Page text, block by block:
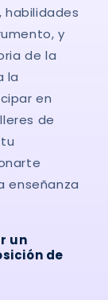
y
de la
la
en
de
enseñanza
un
de